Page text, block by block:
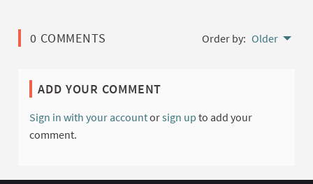
0 COMMENTS Order by: Older
ADD YOUR COMMENT
Sign in with your accountorsign up to add your
comment.